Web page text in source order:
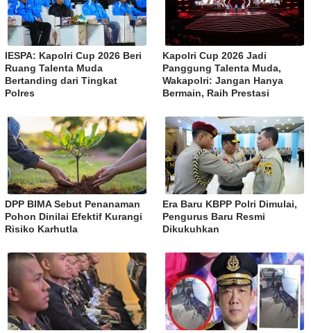
IESPA: Kapolri Cup 2026 Beri
Ruang Talenta Muda
Bertanding dari Tingkat
Polres
Kapolri Cup 2026 Jadi
Panggung Talenta Muda,
Wakapolri: Jangan Hanya
Bermain, Raih Prestasi
DPP BIMA Sebut Penanaman
Pohon Dinilai Efektif Kurangi
Risiko Karhutla
Era Baru KBPP Polri Dimulai,
Pengurus Baru Resmi
Dikukuhkan